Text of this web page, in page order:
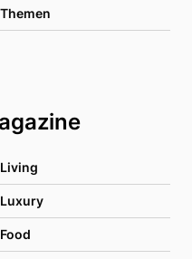
Themen
Living
Luxury
Food